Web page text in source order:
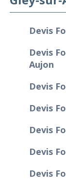
Devis
Devis
Aujon
Devis
Devis
Devis
Devis
Devis